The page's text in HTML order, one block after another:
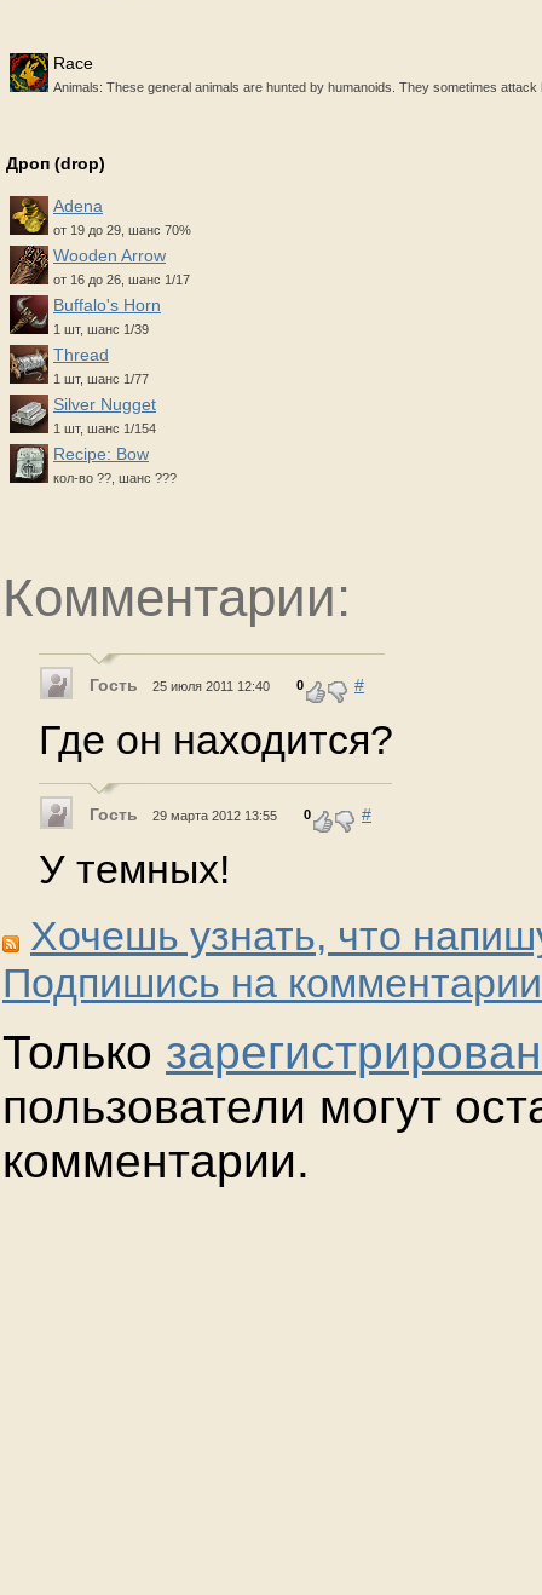
Race
Animals: These general animals are hunted by humanoids. They sometimes
Дроп (drop)
Adena
от 19 до 29, шанс 70%
Wooden Arrow
от 16 до 26, шанс 1/17
Buffalo's Horn
1 шт, шанс 1/39
Thread
1 шт, шанс 1/77
Silver Nugget
1 шт, шанс 1/154
Recipe: Bow
кол-во ??, шанс ???
Комментарии:
Гость 25 июля 2011 12:40 0 #
Где он находится?
Гость 29 марта 2012 13:55 0 #
У темных!
Хочешь узнать, что
Подпишись на
Только
пользователи могут
комментарии.